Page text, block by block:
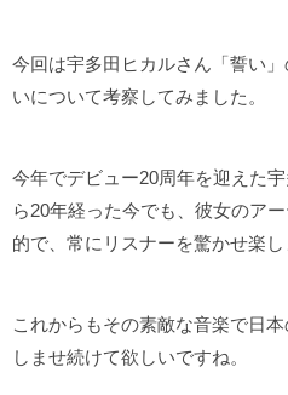
今回は宇多田ヒカルさん「誓い
いについて考察してみました。
今年でデビュー20周年を迎えた
ら20年経った今でも、彼女のア
的で、常にリスナーを驚かせ楽し
これからもその素敵な音楽で日
しませ続けて欲しいですね。